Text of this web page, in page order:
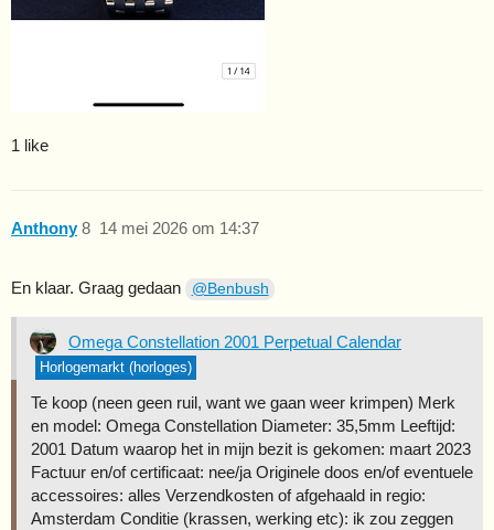
1 like
Anthony 14 mei 2026 om 14:37
8
En klaar. Graag gedaan @Benbush
Omega Constellation 2001 Perpetual Calendar
Horlogemarkt (horloges)
Te koop (neen geen ruil, want we gaan weer krimpen) Merk
en model: Omega Constellation Diameter: 35,5mm Leeftijd:
2001 Datum waarop het in mijn bezit is gekomen: maart 2023
Factuur en/of certificaat: nee/ja Originele doos en/of eventuele
accessoires: alles Verzendkosten of afgehaald in regio:
Amsterdam Conditie (krassen, werking etc): ik zou zeggen